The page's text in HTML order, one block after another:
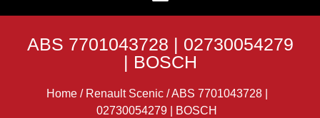
ABS 7701043728 | 02730054279
| BOSCH
Home/ Renault Scenic/ABS 7701043728 |
02730054279 | BOSCH